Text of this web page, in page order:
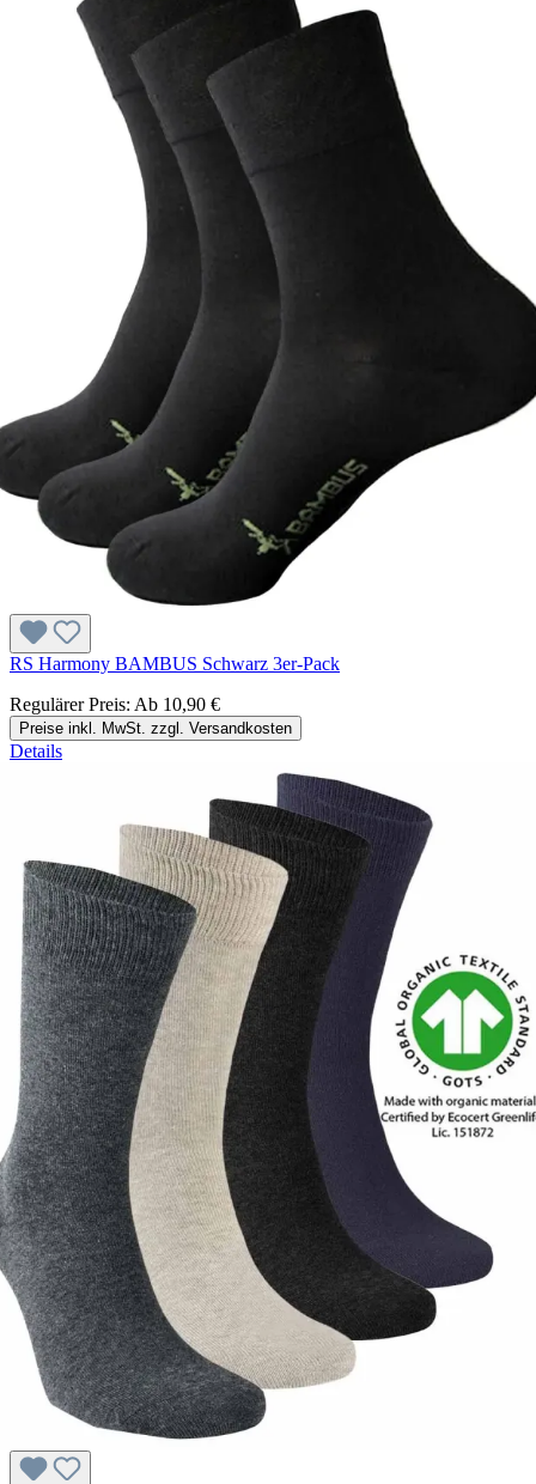
RS Harmony BAMBUS Schwarz 3er-Pack
Regulärer Preis: Ab 10,90 €
Preise inkl. MwSt. zzgl. Versandkosten
Details